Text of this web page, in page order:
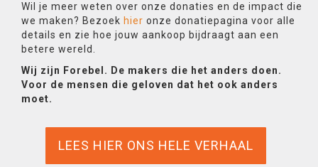
Wil je meer weten over onze donaties en de impact die
we maken? Bezoek hier onze donatiepagina voor alle
details en zie hoe jouw aankoop bijdraagt aan een
betere wereld.
Wij zijn Forebel. De makers die het anders doen.
Voor de mensen die geloven dat het ook anders
moet.
LEES HIER ONS HELE VERHAAL